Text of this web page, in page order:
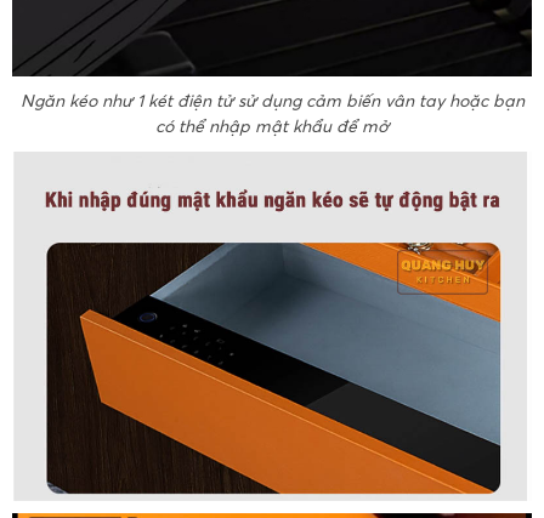
Ngăn kéo như 1 két điện tử sử dụng cảm biến vân tay hoặc bạn
có thể nhập mật khẩu để mở